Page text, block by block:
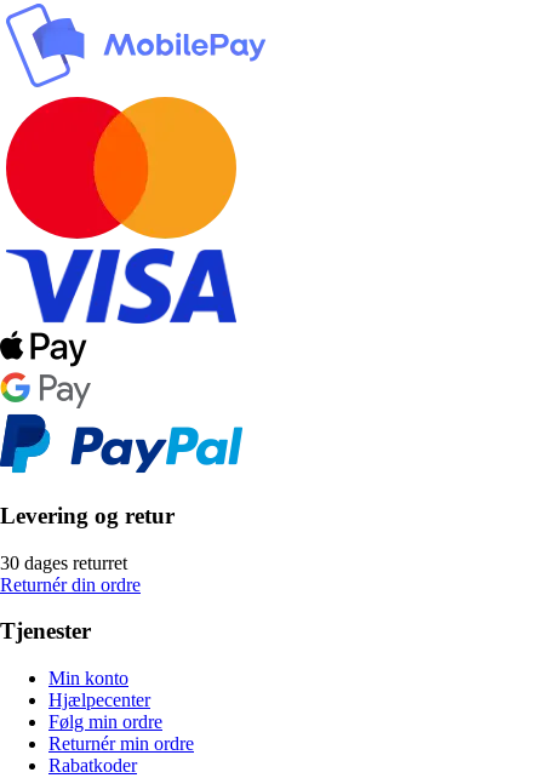
Levering og retur
30 dages returret
Returnér din ordre
Tjenester
Min konto
Hjælpecenter
Følg min ordre
Returnér min ordre
Rabatkoder